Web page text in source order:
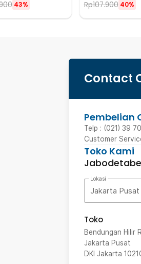
43% Rp107.900 40%
Contact
Pembelian
Telp : (021) 39
Customer
Toko Kami
Lokasi
Jakarta Pusat
Toko
Bendungan Hilir
Jakarta Pusat
DKI Jakarta